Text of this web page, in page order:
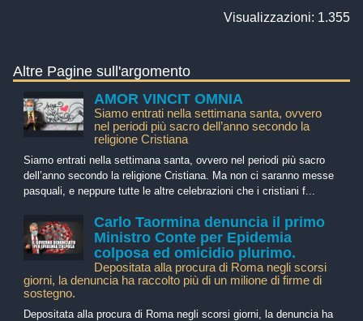
Visualizzazioni: 1.355
Altre Pagine sull'argomento
AMOR VINCIT OMNIA
Siamo entrati nella settimana santa, ovvero
nel periodi più sacro dell’anno secondo la
religione Cristiana
Siamo entrati nella settimana santa, ovvero nel periodi più sacro
dell’anno secondo la religione Cristiana. Ma non ci saranno messe
pasquali, e neppure tutte le altre celebrazioni che i cristiani f...
Carlo Taormina denuncia il primo
Ministro Conte per Epidemia
colposa ed omicidio plurimo.
Depositata alla procura di Roma negli scorsi
giorni, la denuncia ha raccolto più di un milione di firme di
sostegno.
Depositata alla procura di Roma negli scorsi giorni, la denuncia ha